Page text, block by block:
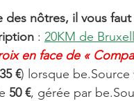
des nôtres, il vous faut
: 20KM de
en face de «
35 €) lorsque be.Source
50 €, gérée par